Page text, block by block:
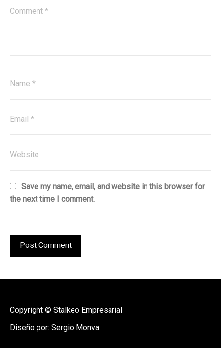
Save my name, email, and website in this browser for
the next time I comment.
Copyright © Stalkeo Empresarial
Diseño por: Sergio Monva